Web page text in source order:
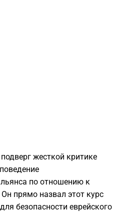
жесткой критике
по отношению к
прямо назвал этот курс
безопасности еврейского